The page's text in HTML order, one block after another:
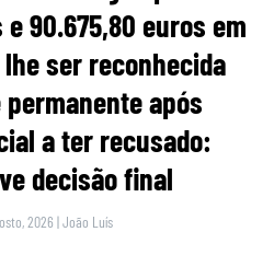
e 90.675,80 euros em
ser reconhecida
após
a ter recusado:
decisão final
2026 |João Luís